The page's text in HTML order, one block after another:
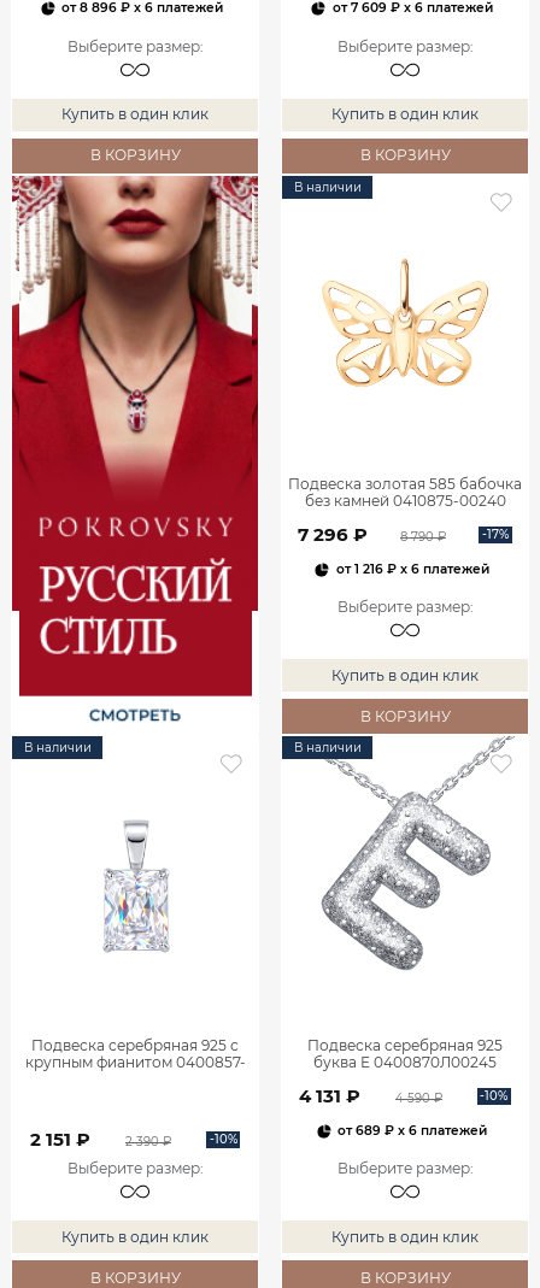
от8 896 ₽ x 6 платежей
Выберите размер:
Купить в один клик
В КОРЗИНУ
от7 609 ₽x 6 платежей
Выберите размер:
Купить в один клик
В КОРЗИНУ
В наличии
Подвеска золотая 585 бабочка
без камней 0410875-00240
7 296 ₽ 8 790 ₽ -17%
от1 216 ₽x 6 платежей
Выберите размер:
Купить в один клик
В КОРЗИНУ
В наличии
Подвеска серебряная 925 с
крупным фианитом 0400857-
2 151 ₽ 2 390 ₽ -10%
Выберите размер:
Купить в один клик
В КОРЗИНУ
В наличии
Подвеска серебряная 925
буква Е 0400870Л00245
4 131 ₽ 4 590 ₽ -10%
от689 ₽ x 6 платежей
Выберите размер:
Купить в один клик
В КОРЗИНУ